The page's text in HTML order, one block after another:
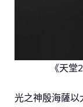
《天
光之神殷海薩以